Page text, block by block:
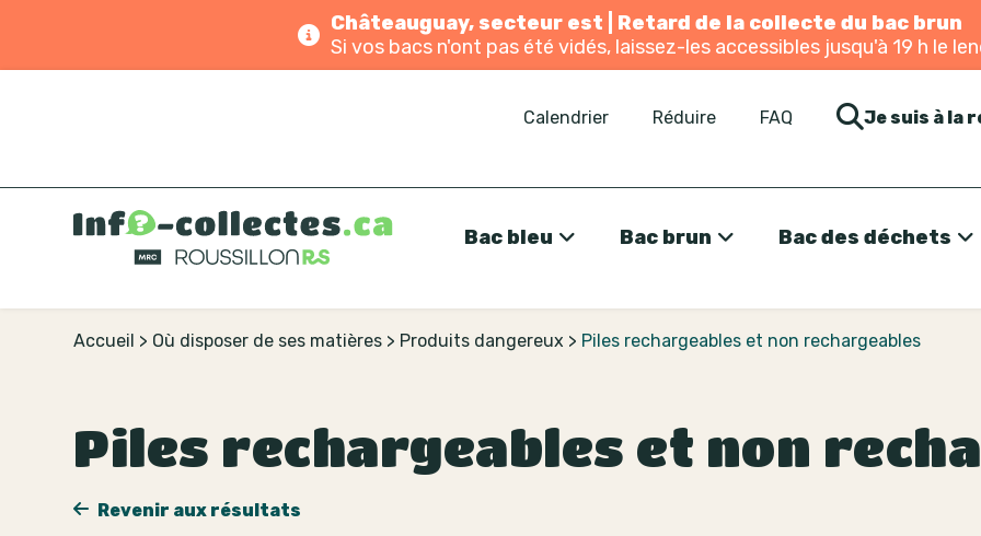
Châteauguay, secteur est | Retard de la collecte du bac brun
Si vos bacs n'ont pas été vidés, laissez-les accessibles jusqu'à 19 h le
Calendrier Réduire FAQ Je suis à la
Bac bleu Bac brun Bac des déchets
Accueil > Où disposer de ses matières > Produits dangereux > Piles rechargeables et non rechargeables
Piles rechargeables et non
Revenir aux résultats